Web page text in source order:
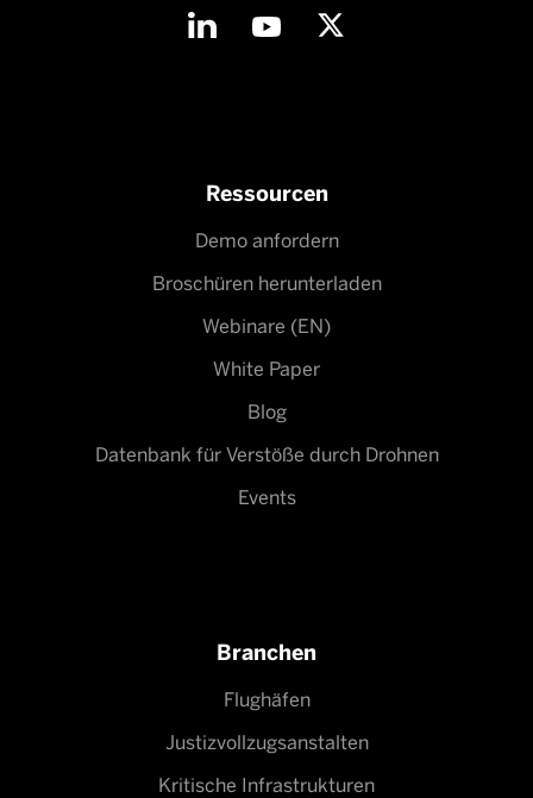
Ressourcen
Demo anfordern
Broschüren herunterladen
Webinare (EN)
White Paper
Blog
Datenbank für Verstöße durch Drohnen
Events
Branchen
Flughäfen
Justizvollzugsanstalten
Kritische Infrastrukturen